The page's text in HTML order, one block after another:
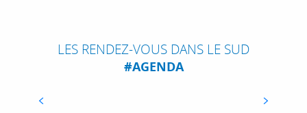
LES RENDEZ-VOUS DANS LE SUD
#AGENDA
Retrouvez les événements culturels
incontournables de la région sélectionnés par